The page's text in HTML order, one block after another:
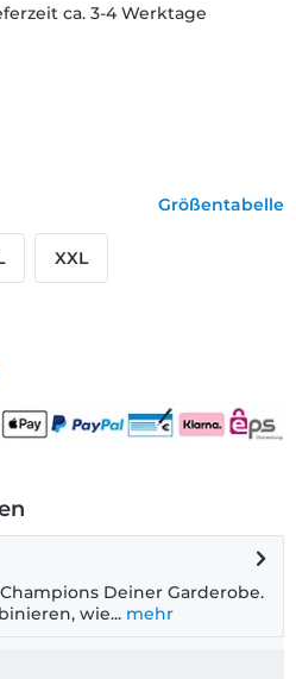
ca. 3-4 Werktage
Größentabelle
XXL
Deiner Garderobe.
wie... mehr